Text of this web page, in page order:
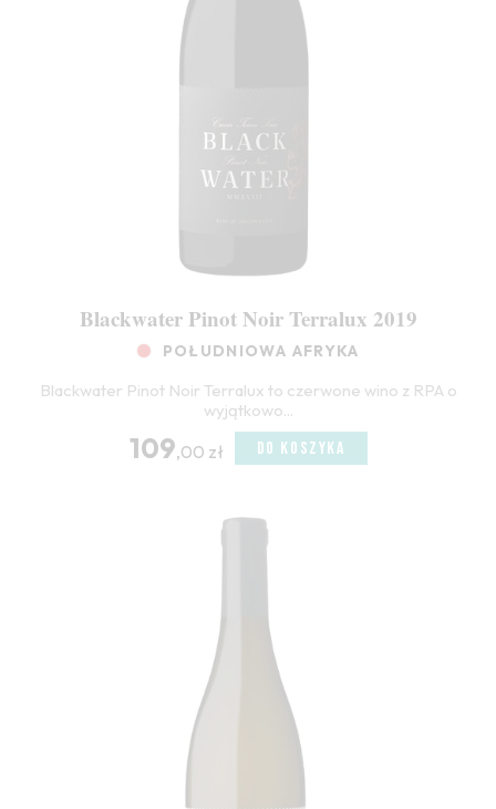
Blackwater Pinot Noir Terralux 2019
POŁUDNIOWA AFRYKA
Blackwater Pinot Noir Terralux to czerwone wino z RPA o
wyjątkowo...
109,00 zł DO KOSZYKA